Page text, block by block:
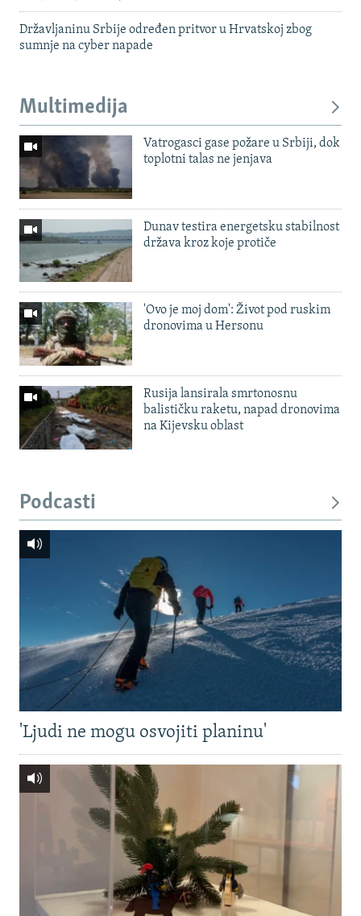
Državljaninu Srbije određen pritvor u Hrvatskoj zbog
sumnje na cyber napade
Multimedija
Vatrogasci gase požare u Srbiji, dok
toplotni talas ne jenjava
Dunav testira energetsku stabilnost
država kroz koje protiče
'Ovo je moj dom': Život pod ruskim
dronovima u Hersonu
Rusija lansirala smrtonosnu
balističku raketu, napad dronovima
na Kijevsku oblast
Podcasti
'Ljudi ne mogu osvojiti planinu'